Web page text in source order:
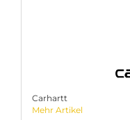
Carhartt
Mehr Artikel